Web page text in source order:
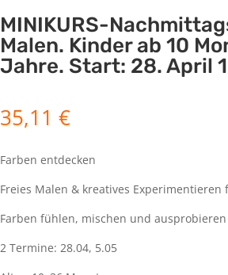
MINIKURS-
Malen. Kinder ab 10
Jahre. Start: 28. April
35,11 €
Farben entdecken
Freies Malen & kreatives
Farben fühlen, mischen und ausprobieren
2 Termine: 28.04, 5.05